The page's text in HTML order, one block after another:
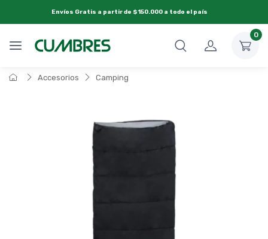
Envíos Gratis a partir de $150.000 a todo el país
0
Accesorios Camping